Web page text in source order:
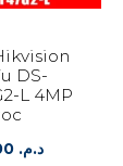
DS-
L 4MP
د.م.